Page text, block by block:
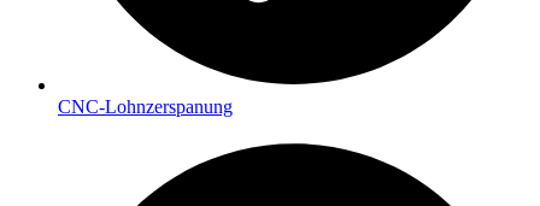
CNC-Lohnzerspanung